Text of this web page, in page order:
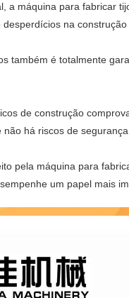
a máquina para fabricar
na
também é totalmente
de construção
há riscos de
pela máquina para
um papel mais